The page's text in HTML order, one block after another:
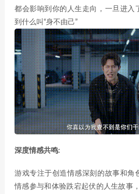
都会影响到你的人生走向，一旦进入
到什么叫“身不由己”
深度情感共鸣:
游戏专注于创造情感深刻的故事和角
情感参与和体验跌宕起伏的人生故事